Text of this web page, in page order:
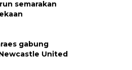
semarakan
gabung
United